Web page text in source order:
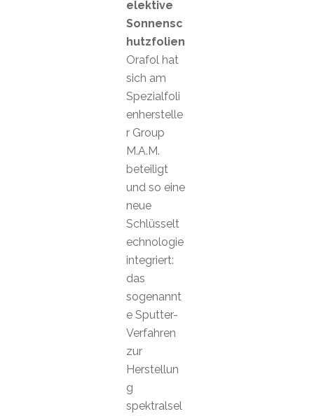
elektive
Sonnensc
hutzfolien
Orafol hat
sich am
Spezialfoli
enherstelle
r Group
M.A.M.
beteiligt
und so eine
neue
Schlüsselt
echnologie
integriert:
das
sogenannt
e Sputter-
Verfahren
zur
Herstellun
g
spektralsel